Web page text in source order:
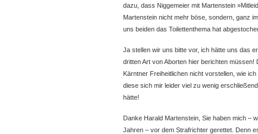
dazu, dass Niggemeier mit Martenstein
Martenstein nicht mehr böse, sondern, ganz
uns beiden das Toilettenthema hat
Ja stellen wir uns bitte vor, ich hätte uns das
dritten Art von Aborten hier berichten müssen!
Kärntner Freiheitlichen nicht vorstellen, wie
diese sich mir leider viel zu wenig
hätte!
Danke Harald Martenstein, Sie haben mich –
Jahren – vor dem Strafrichter gerettet. Denn